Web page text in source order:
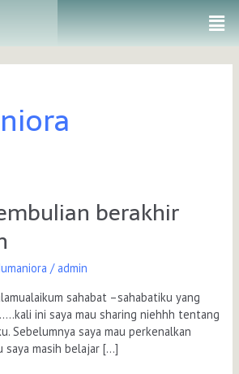
berakhir
/admin
sahabat –sahabatiku yang
ini saya mau sharing niehhh tentang
Sebelumnya saya mau perkenalkan
saya masih belajar […]